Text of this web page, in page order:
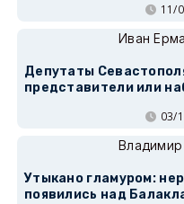
11/
Иван
Депутаты
представители или
03/
Утыкано гламуром:
появились над